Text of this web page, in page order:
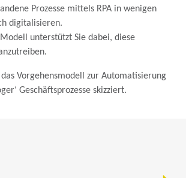
Prozesse mittels RPA in wenigen
digitalisieren.
Modell unterstützt Sie dabei, diese
Vorgehensmodell zur Automatisierung
Geschäftsprozesse skizziert.